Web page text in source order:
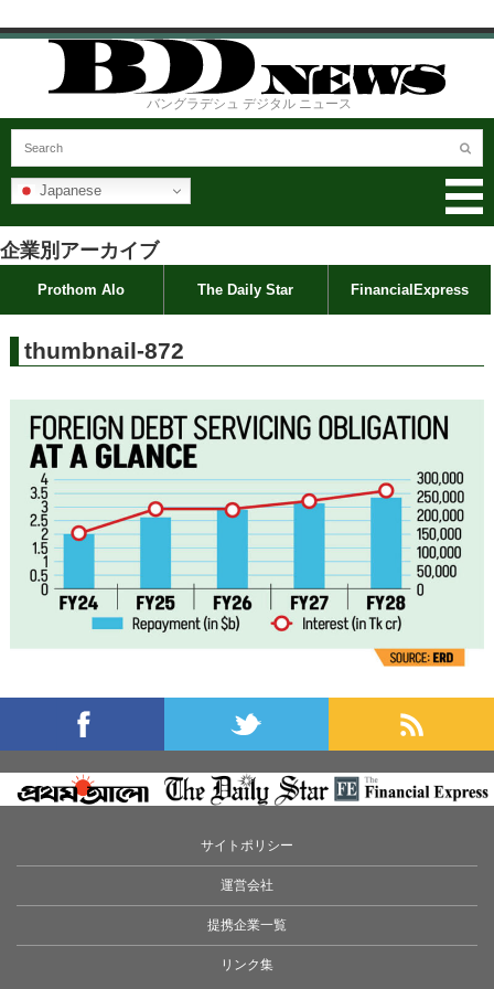
バングラデシュ デジタル ニュース
Japanese
企業別アーカイブ
Prothom Alo The Daily Star FinancialExpress
thumbnail-872
サイトポリシー
運営会社
提携企業一覧
リンク集